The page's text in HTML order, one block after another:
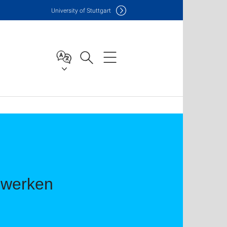
University of Stuttgart